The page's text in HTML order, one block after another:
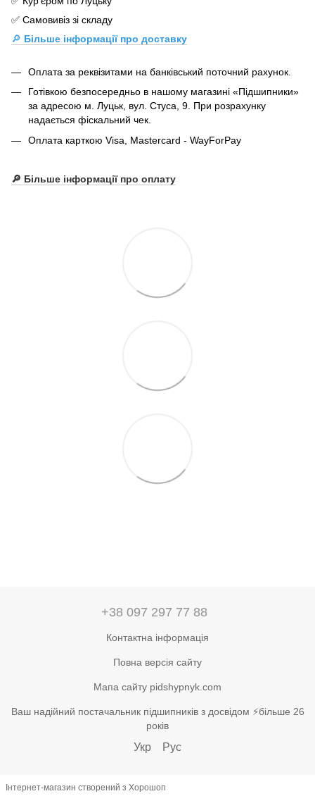
✅ Самовивіз зі складу
🔎 Більше інформації про доставку
Оплата за реквізитами на банківський поточний рахунок.
Готівкою безпосередньо в нашому магазині «Підшипники»
за адресою м. Луцьк, вул. Стуса, 9. При розрахунку
надається фіскальний чек.
Оплата карткою Visa, Mastercard - WayForPay
🔎 Більше інформації про оплату
+38 097 297 77 88
Контактна інформація
Повна версія сайту
Мапа сайту pidshypnyk.com
Ваш надійний постачальник підшипників з досвідом ⚡більше 26
років
Укр Рус
Інтернет-магазин створений з Хорошоп